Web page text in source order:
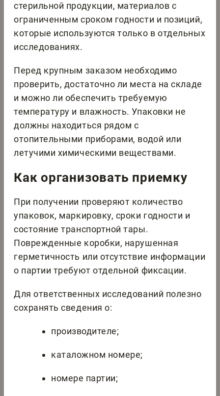
стерильной продукции, материалов с
ограниченным сроком годности и позиций,
которые используются только в отдельных
исследованиях.
Перед крупным заказом необходимо
проверить, достаточно ли места на складе
и можно ли обеспечить требуемую
температуру и влажность. Упаковки не
должны находиться рядом с
отопительными приборами, водой или
летучими химическими веществами.
Как организовать приемку
При получении проверяют количество
упаковок, маркировку, сроки годности и
состояние транспортной тары.
Поврежденные коробки, нарушенная
герметичность или отсутствие информации
о партии требуют отдельной фиксации.
Для ответственных исследований полезно
сохранять сведения о:
производителе;
каталожном номере;
номере партии;